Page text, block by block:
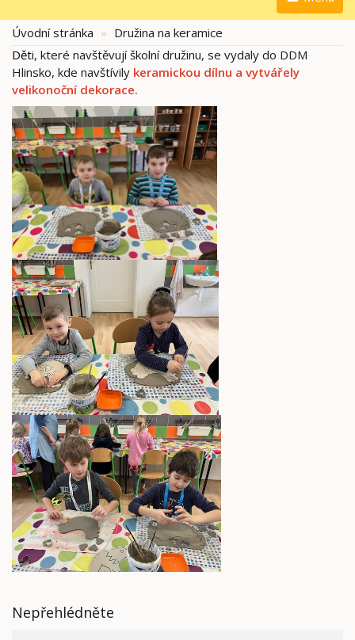
Úvodní stránka
Družina na keramice
Děti, které navštěvují školní družinu, se vydaly do DDM
Hlinsko, kde navštívily keramickou dílnu a vytvářely
velikonoční dekorace.
Nepřehlédněte